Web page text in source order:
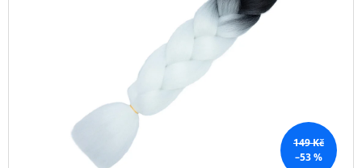
149 Kč
–53 %